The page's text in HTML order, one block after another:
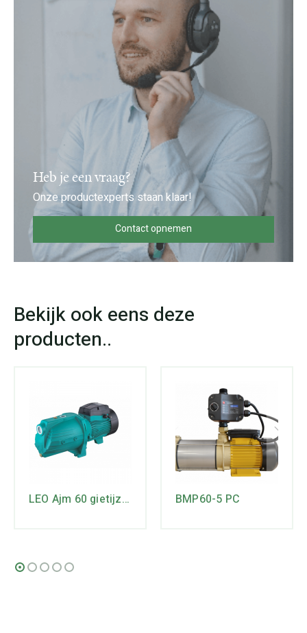
Heb je een vraag?
Onze productexperts staan klaar!
Contact opnemen
LEO Ajm 60 gietijzeren JET-pomp BMP60-5 PC